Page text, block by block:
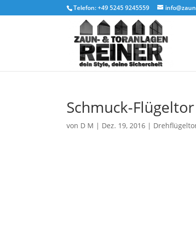
Telefon: +49 5245 9245559
Schmuck-
von D M | Dez. 19, 2016 |